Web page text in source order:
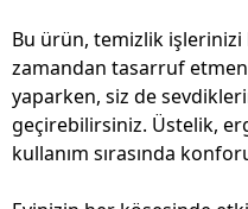
Bu ürün, temizlik işlerinizi
zamandan tasarruf
yaparken, siz de
geçirebilirsiniz. Üstelik,
kullanım sırasında